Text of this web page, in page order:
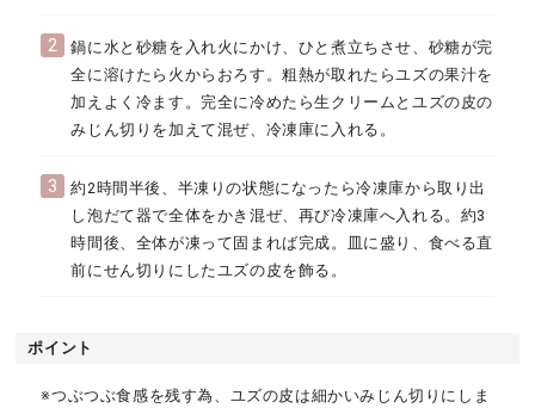
2
鍋に水と砂糖を入れ火にかけ、ひと煮立ちさせ、砂糖が完
全に溶けたら火からおろす。粗熱が取れたらユズの果汁を
加えよく冷ます。完全に冷めたら生クリームとユズの皮の
みじん切りを加えて混ぜ、冷凍庫に入れる。
3
約2時間半後、半凍りの状態になったら冷凍庫から取り出
し泡だて器で全体をかき混ぜ、再び冷凍庫へ入れる。約3
時間後、全体が凍って固まれば完成。皿に盛り、食べる直
前にせん切りにしたユズの皮を飾る。
ポイント
※つぶつぶ食感を残す為、ユズの皮は細かいみじん切りにしま